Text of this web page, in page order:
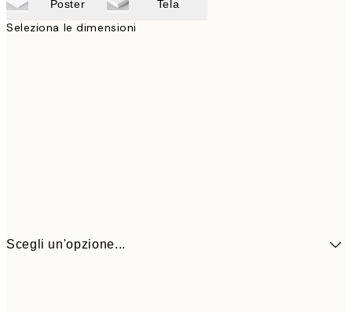
Poster Tela
Seleziona le dimensioni
Scegli un'opzione...